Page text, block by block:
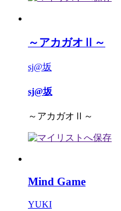
～アカガオⅡ～
sj@坂
sj@坂
～アカガオⅡ～
Mind Game
YUKI